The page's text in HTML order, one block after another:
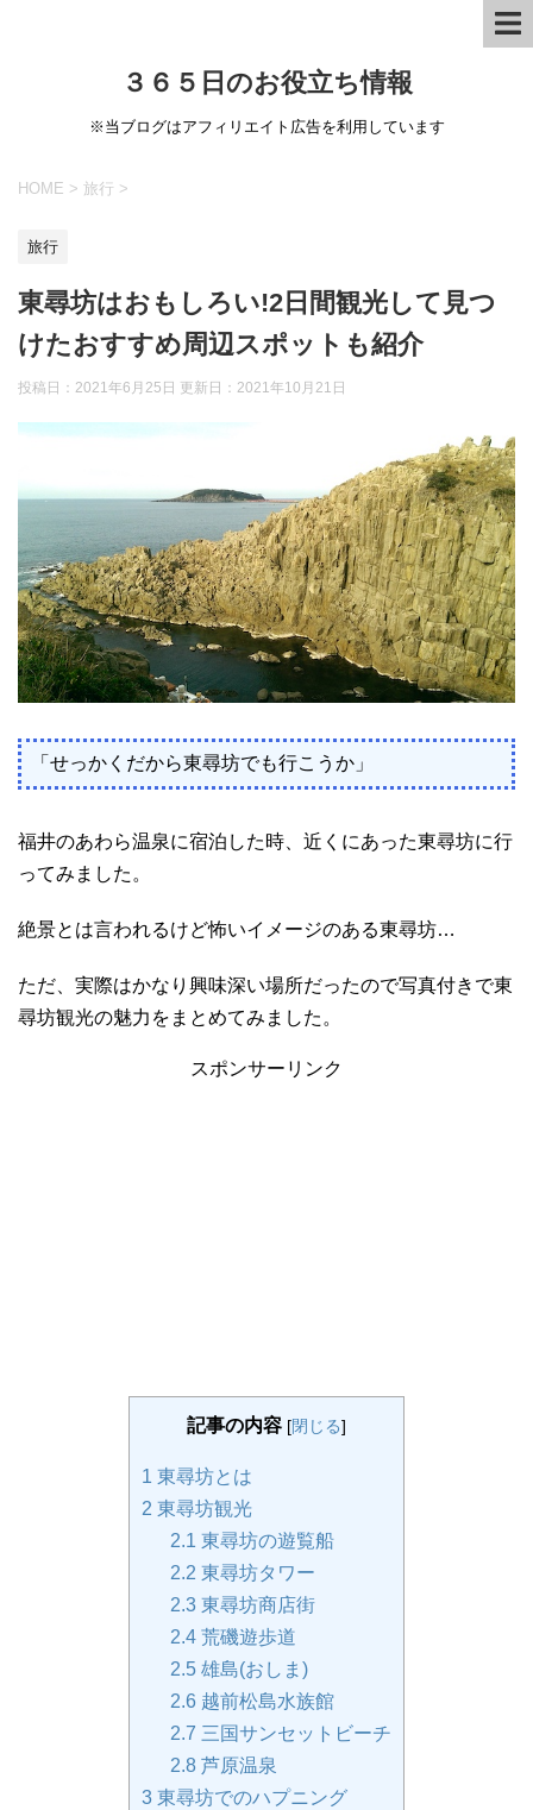
３６５日のお役立ち情報
※当ブログはアフィリエイト広告を利用しています
HOME > 旅行 >
旅行
東尋坊はおもしろい!2日間観光して見つ
けたおすすめ周辺スポットも紹介
投稿日：2021年6月25日 更新日： 2021年10月21日
「せっかくだから東尋坊でも行こうか」
福井のあわら温泉に宿泊した時、近くにあった東尋坊に行
ってみました。
絶景とは言われるけど怖いイメージのある東尋坊…
ただ、実際はかなり興味深い場所だったので写真付きで東
尋坊観光の魅力をまとめてみました。
スポンサーリンク
記事の内容 [閉じる]
1 東尋坊とは
2 東尋坊観光
2.1 東尋坊の遊覧船
2.2 東尋坊タワー
2.3 東尋坊商店街
2.4 荒磯遊歩道
2.5 雄島(おしま)
2.6 越前松島水族館
2.7 三国サンセットビーチ
2.8 芦原温泉
3 東尋坊でのハプニング